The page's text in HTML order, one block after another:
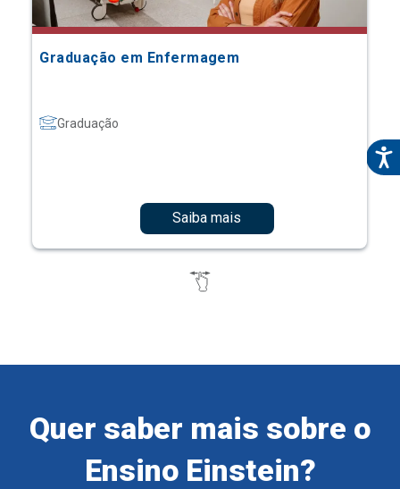
Graduação em Enfermagem
Graduação
Saiba mais
Quer saber mais sobre o
Ensino Einstein?